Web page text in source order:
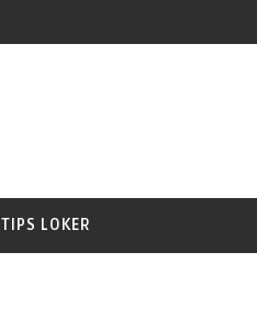
TIPS LOKER